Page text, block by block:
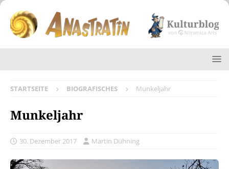
STARTSEITE BIOGRAFISCHES Munkeljahr
Munkeljahr
30. Dezember 2017 Martin Dühning